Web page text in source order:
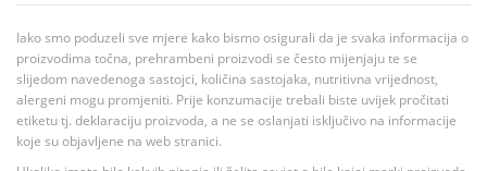
Iako smo poduzeli sve mjere kako bismo osigurali da je svaka informacija o
proizvodima točna, prehrambeni proizvodi se često mijenjaju te se
slijedom navedenoga sastojci, količina sastojaka, nutritivna vrijednost,
alergeni mogu promjeniti. Prije konzumacije trebali biste uvijek pročitati
etiketu tj. deklaraciju proizvoda, a ne se oslanjati isključivo na informacije
koje su objavljene na web stranici.